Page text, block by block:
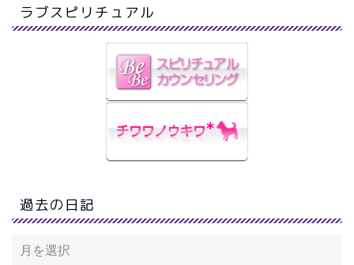
ラブスピリチュアル
過去の日記